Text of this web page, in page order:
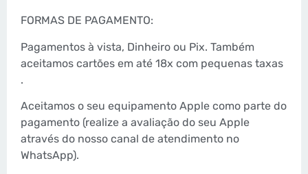
FORMAS DE PAGAMENTO:
Pagamentos à vista, Dinheiro ou Pix. Também
aceitamos cartões em até 18x com pequenas taxas
.
Aceitamos o seu equipamento Apple como parte do
pagamento (realize a avaliação do seu Apple
através do nosso canal de atendimento no
WhatsApp).